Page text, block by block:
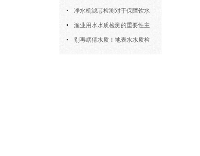
检测的核心环节与细节把控
净水机滤芯检测对于保障饮水
安全具有重要意义
渔业用水水质检测的重要性主
要体现在以下四大方面
别再瞎猜水质！地表水水质检